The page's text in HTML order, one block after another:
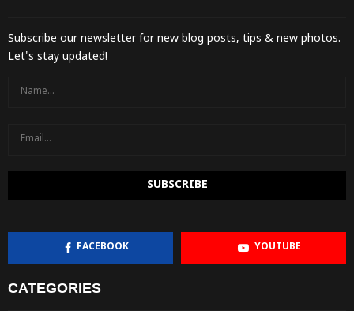
Subscribe our newsletter for new blog posts, tips & new photos.
Let's stay updated!
FACEBOOK YOUTUBE
CATEGORIES